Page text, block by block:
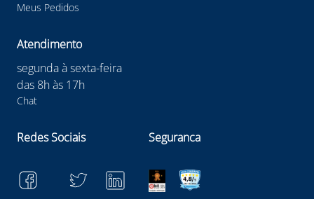
Meus Pedidos
Atendimento
segunda à sexta-feira
das 8h às 17h
Chat
Redes Sociais Seguranca